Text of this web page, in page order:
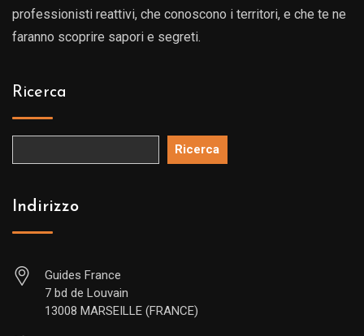
professionisti reattivi, che conoscono i territori, e che te ne
faranno scoprire sapori e segreti.
Ricerca
Ricerca
Indirizzo
Guides France
7 bd de Louvain
13008 MARSEILLE (FRANCE)